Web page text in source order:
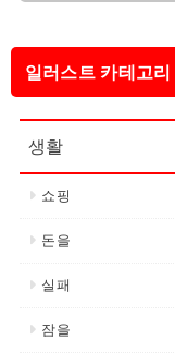
일러스트 카테고리
생활
쇼핑
돈을
실패
잠을